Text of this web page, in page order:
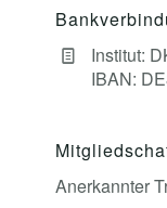
Institut:
IBAN:
Anerkannter